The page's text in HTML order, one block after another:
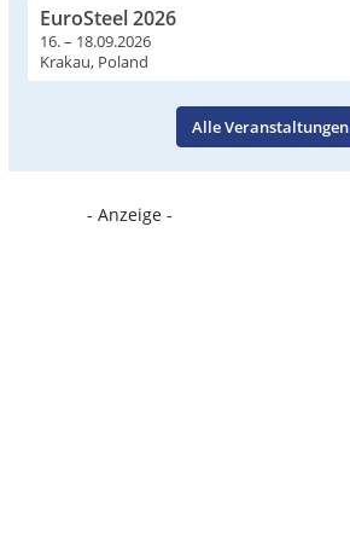
EuroSteel 2026
16. – 18.09.2026
Krakau, Poland
Alle Veranstaltungen
- Anzeige -